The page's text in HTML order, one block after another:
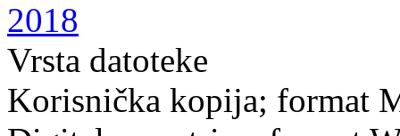
2018
Vrsta datoteke
Korisnička kopija; format